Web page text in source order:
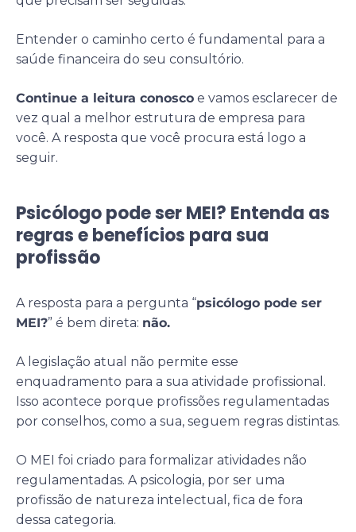
Entender o caminho certo é fundamental para a
saúde financeira do seu consultório.
Continue a leitura conosco e vamos esclarecer de
vez qual a melhor estrutura de empresa para
você. A resposta que você procura está logo a
seguir.
Psicólogo pode ser MEI? Entenda as
regras e benefícios para sua
profissão
A resposta para a pergunta “psicólogo pode ser
MEI?” é bem direta: não.
A legislação atual não permite esse
enquadramento para a sua atividade profissional.
Isso acontece porque profissões regulamentadas
por conselhos, como a sua, seguem regras distintas.
O MEI foi criado para formalizar atividades não
regulamentadas. A psicologia, por ser uma
profissão de natureza intelectual, fica de fora
dessa categoria.